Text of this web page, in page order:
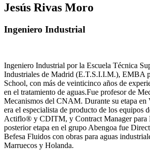
Jesús Rivas Moro
Ingeniero Industrial
Ingeniero Industrial por la Escuela Técnica
Industriales de Madrid (E.T.S.I.I.M.), EMBA
School, con más de veinticinco años de
en el tratamiento de aguas.Fue profesor de
Mecanismos del CNAM. Durante su etapa en
era el especialista de producto de los equipos
Actiflo® y CDITM, y Contract Manager para
posterior etapa en el grupo Abengoa fue
Befesa Fluidos con obras para aguas
Marruecos y Holanda.